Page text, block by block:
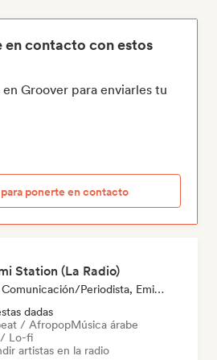
en contacto con estos
en Groover para enviarles tu
ponerte en contacto
Station (La Radio)
Medios De Comunicación/Periodista, Emisoras De Radio
dadas
/ AfropopMúsica árabe
/ Lo-fi
artistas en la radio